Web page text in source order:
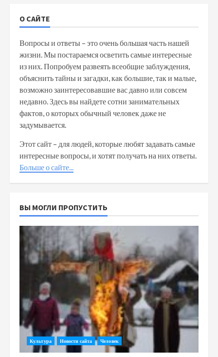
О САЙТЕ
Вопросы и ответы – это очень большая часть нашей
жизни. Мы постараемся осветить самые интересные
из них. Попробуем развеять всеобщие заблуждения,
объяснить тайны и загадки, как большие, так и малые,
возможно заинтересовавшие вас давно или совсем
недавно. Здесь вы найдете сотни занимательных
фактов, о которых обычный человек даже не
задумывается.
Этот сайт – для людей, которые любят задавать самые
интересные вопросы, и хотят получать на них ответы.
Больше о сайте...
ВЫ МОГЛИ ПРОПУСТИТЬ
Культура Новости сайта Человек